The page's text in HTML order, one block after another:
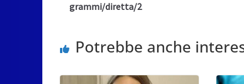
grammi/diretta/2
Potrebbe anche